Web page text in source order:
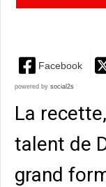
Facebook
powered by social2s
La
talent de
grand